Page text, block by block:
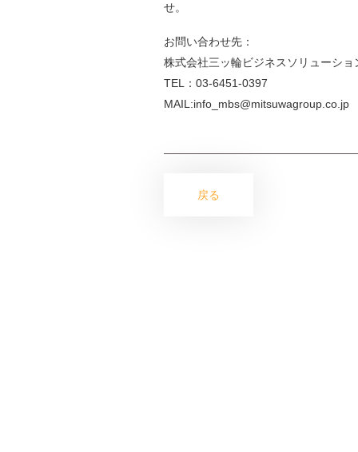
せ。
お問い合わせ先：
株式会社三ッ輪ビジネスソリューショ
TEL：03-6451-0397
MAIL:info_mbs@mitsuwagroup.co.jp
戻る